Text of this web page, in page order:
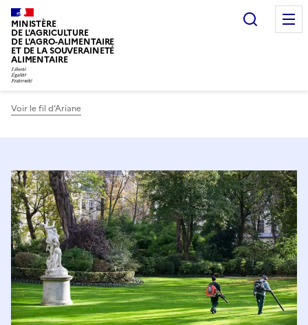
MINISTÈRE
DE L'AGRICULTURE
DE L'AGRO-ALIMENTAIRE
ET DE LA SOUVERAINETÉ
ALIMENTAIRE
Voir le fil d’Ariane